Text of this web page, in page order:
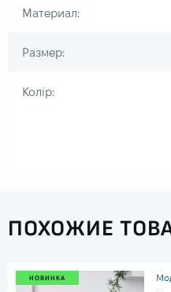
Материал:
Размер:
Колір:
ПОХОЖИЕ
НОВИНКА